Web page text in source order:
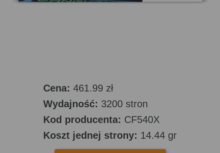
Cena: 461.99 zł
Wydajność: 3200 stron
Kod producenta: CF540X
Koszt jednej strony: 14.44 gr